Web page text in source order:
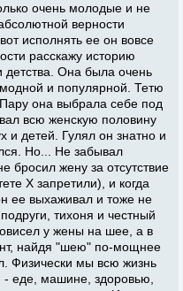
очень молодые и не
верности
исполнять ее он вовсе
расскажу историю
Она была очень
и популярной. Тетю
она выбрала себе под
всю женскую половину
и детей. Гулял он знатно и
Но... Не забывал
бросил жену за отсутствие
Х запретили), и когда
ее выхаживал и тоже не
тихоня и честный
у жены на шее, а в
найдя "шею" по-мощнее
Физически мы всю жизнь
еде, машине, здоровью,